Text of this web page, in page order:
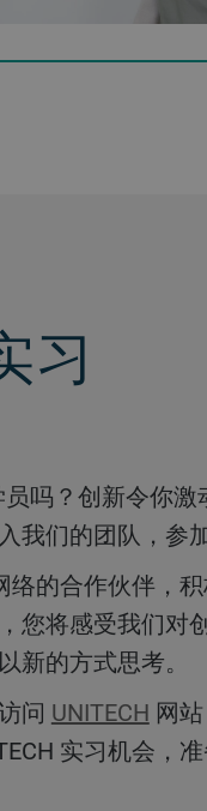
习
我们的团队，参
您将感受我们对
新的方式思考。
问 UNITECH 网
实习机会，